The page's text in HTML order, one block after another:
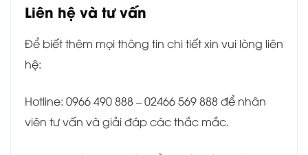
Liên hệ và tư vấn
Để biết thêm mọi thông tin chi tiết xin vui lòng liên
hệ:
Hotline: 0966 490 888 – 02466 569 888 để nhân
viên tư vấn và giải đáp các thắc mắc.